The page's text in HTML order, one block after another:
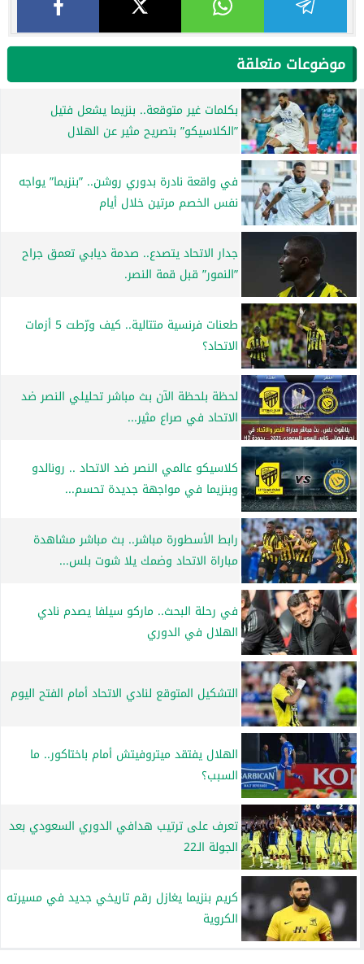
موضوعات متعلقة
بكلمات غير متوقعة.. بنزيما يشعل فتيل
”الكلاسيكو” بتصريح مثير عن الهلال
في واقعة نادرة بدوري روشن.. ”بنزيما” يواجه
نفس الخصم مرتين خلال أيام
جدار الاتحاد يتصدع.. صدمة ديابي تعمق جراح
”النمور” قبل قمة النصر.
طعنات فرنسية متتالية.. كيف ورّطت 5 أزمات
الاتحاد؟
لحظة بلحظة الآن بث مباشر تحليلي النصر ضد
الاتحاد في صراع مثير...
كلاسيكو عالمي النصر ضد الاتحاد .. رونالدو
وبنزيما في مواجهة جديدة تحسم...
رابط الأسطورة مباشر.. بث مباشر مشاهدة
مباراة الاتحاد وضمك يلا شوت بلس...
في رحلة البحث.. ماركو سيلفا يصدم نادي
الهلال في الدوري
التشكيل المتوقع لنادي الاتحاد أمام الفتح اليوم
الهلال يفتقد ميتروفيتش أمام باختاكور.. ما
السبب؟
تعرف على ترتيب هدافي الدوري السعودي بعد
الجولة الـ22
كريم بنزيما يغازل رقم تاريخي جديد في مسيرته
الكروية